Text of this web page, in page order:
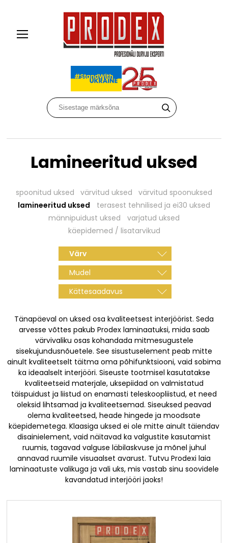
Lamineeritud uksed
spoonitud uksed värvitud uksed
värvitud spoonuksed
lamineeritud uksed
terasest tehnilised ja ei30 uksed
männipuidust uksed
varjatud uksed
käepidemed / lisatarvikud
Värv
Mudel
Kättesaadavus
Tänapäeval on uksed osa kvaliteetsest interjöörist. Seda
arvesse võttes pakub Prodex laminaatuksi, mida saab
värvivaliku osas kohandada mitmesugustele
sisekujundusnõuetele. See sisustuselement peab mitte
ainult kvaliteetselt täitma oma põhifunktsiooni, vaid sobima
ka ideaalselt interjööri. Siseuste tootmisel kasutatakse
kvaliteetseid materjale, uksepiidad on valmistatud
täispuidust ja liistud on enamasti teleskoopliistud, et need
oleksid lihtsamad ja kvaliteetsemad. Siseuksed peavad
olema kvaliteetsed, heade hingede ja moodsate
käepidemetega. Klaasiga uksed ei ole mitte ainult täiendav
disainielement, vaid näitavad ka valgustite kasutamist
ruumis, tagavad valguse läbilaskvuse ja mõnel juhul
annavad ruumile visuaalset avarust. Tutvu Prodexi laia
laminaatuste valikuga ja vali uks, mis vastab sinu soovidele
kavandatud interjööri jaoks!